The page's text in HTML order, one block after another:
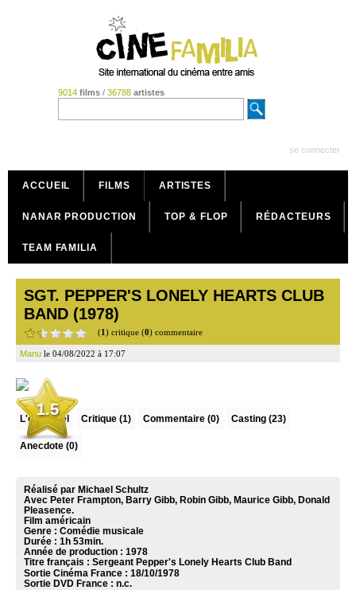
9014 films/ 36788 artistes
se connecter
ACCUEIL FILMS ARTISTES
NANAR PRODUCTION TOP & FLOP RÉDACTEURS
TEAM FAMILIA
SGT. PEPPER'S LONELY HEARTS CLUB
BAND (1978)
(1) critique (0) commentaire
Manu le 04/08/2022 à 17:07
1.5
L'essentiel Critique (1) Commentaire (0) Casting (23)
Anecdote (0)
Réalisé par Michael Schultz
Avec Peter Frampton, Barry Gibb, Robin Gibb, Maurice Gibb, Donald
Pleasence.
Film américain
Genre : Comédie musicale
Durée : 1h 53min.
Année de production : 1978
Titre français : Sergeant Pepper's Lonely Hearts Club Band
Sortie Cinéma France : 18/10/1978
Sortie DVD France : n.c.